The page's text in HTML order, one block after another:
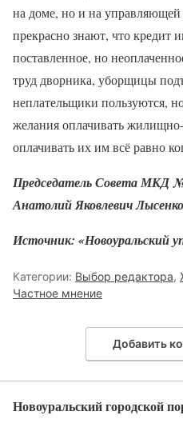
на доме, но и на
прекрасно знают, что кредит
поставленное, но
труд дворника, уборщицы
неплательщики пользуются,
желания оплачивать
оплачивать их им всё равно
Председатель Совета МКД
Анатолий Яковлевич Лысенко
Источник: «Новоуральский
Категории: Выбор редактора,
Частное мнение
Добавить
Новоуральский городской